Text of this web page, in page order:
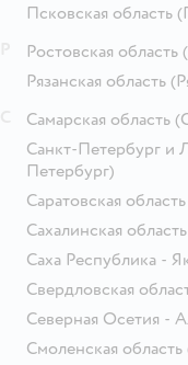
Псковская область
Ростовская область
Рязанская область
Самарская область
Санкт-Петербург и
Петербург)
Саратовская область
Сахалинская область
Саха Республика -
Свердловская
Северная Осетия -
Смоленская область